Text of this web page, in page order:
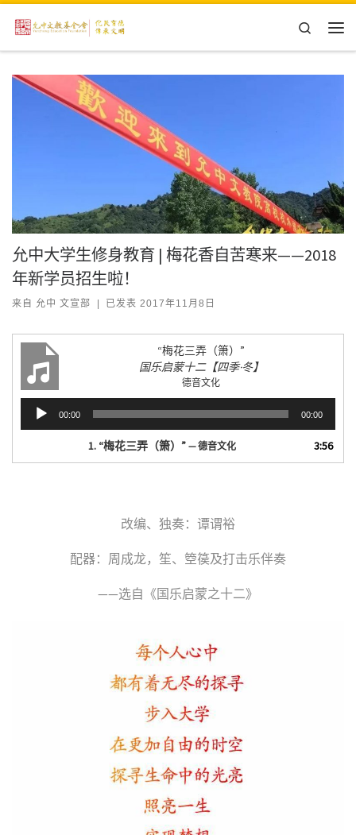
Skip to content
Search
允中大学生修身教育 | 梅花香自苦寒来——2018
年新学员招生啦！
来自 允中 文宣部 | 已发表 2017年11月8日
“梅花三弄（箫）”
国乐启蒙十二【四季·冬】
德音文化
频
播
00:00 00:00
1. “梅花三弄（箫）” — 德音文化 3:56
改编、独奏：谭谓裕
配器：周成龙，笙、箜篌及打击乐伴奏
——选自《国乐启蒙之十二》